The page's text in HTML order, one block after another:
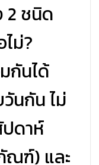
ชนิด
ม่?
กันได้
นกัน ไม่
ดาห์
ณฑ์) และ